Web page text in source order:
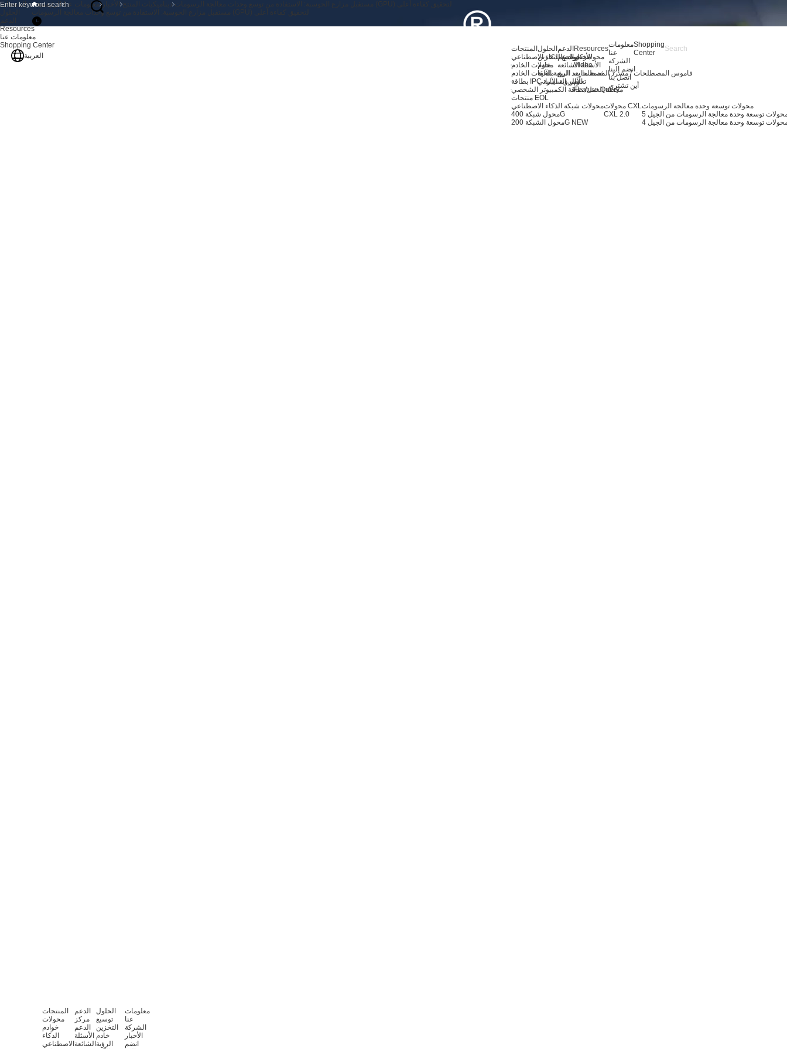
المنتجات
محولات خوادم الذكاء الاصطناعي
محولات الخادم
ملحقات الخادم
بطاقة IPC والرؤية الآلية
محطة العمل/بطاقة الكمبيوتر الشخصي
منتجات EOL
محولات شبكة الذكاء الاصطناعي
محول شبكة 400G
محول الشبكة 200G NEW
محولات CXL
CXL 2.0
محولات توسعة وحدة معالجة الرسومات
توسعة وحدة معالجة الرسومات من الجيل 4
الحلول
توسيع التخزين
خادم
الرؤية الآلية
الأمن السيبراني
الدعم
مركز الدعم
الأسئلة الشائعة
خدمة ما بعد البيع
Resources
الأخبار
Video
قاموس المصطلحات / مسرد المصطلحات
تعلّم
Feature Query
معلومات
عنا
الشركة
انضم إلينا
اتصل بنا
أين تشتري
Shopping
Center
المنتجات
الحلول
الدعم
Resources
معلومات عنا
Shopping Center
العربية
الرئيسية معلومات عنا الأخبار ديناميكيات المنتج
مستقبل مزارع الحوسبة: الاستفادة من توسع وحدات معالجة الرسومات (GPU) لتحقيق كفاءة أعلى
مستقبل مزارع الحوسبة: الاستفادة من توسع وحدات معالجة الرسومات (GPU) لتحقيق كفاءة أعلى
المنتجات
محولات
خوادم
الذكاء
الاصطناعي
الدعم
مركز
الدعم
الأسئلة
الشائعة
الحلول
توسيع
التخزين
خادم
الرؤية
معلومات
عنا
الشركة
الأخبار
انضم